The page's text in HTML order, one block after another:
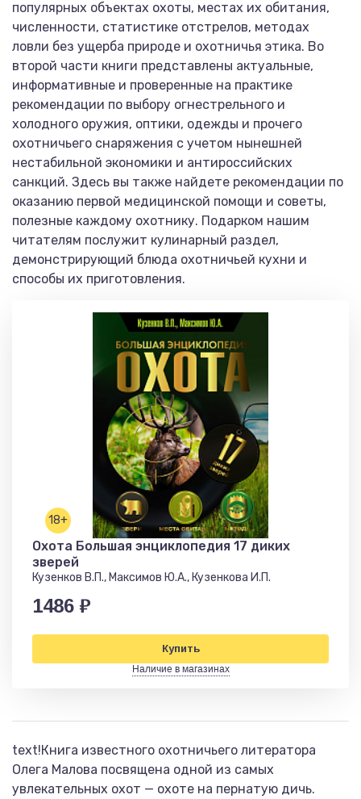
популярных объектах охоты, местах их обитания,
численности, статистике отстрелов, методах
ловли без ущерба природе и охотничья этика. Во
второй части книги представлены актуальные,
информативные и проверенные на практике
рекомендации по выбору огнестрельного и
холодного оружия, оптики, одежды и прочего
охотничьего снаряжения с учетом нынешней
нестабильной экономики и антироссийских
санкций. Здесь вы также найдете рекомендации по
оказанию первой медицинской помощи и советы,
полезные каждому охотнику. Подарком нашим
читателям послужит кулинарный раздел,
демонстрирующий блюда охотничьей кухни и
способы их приготовления.
18+
Охота Большая энциклопедия 17 диких
зверей
Кузенков В.П., Максимов Ю.А., Кузенкова И.П.
1486 ₽
Купить
Наличие в магазинах
text!Книга известного охотничьего литератора
Олега Малова посвящена одной из самых
увлекательных охот — охоте на пернатую дичь.